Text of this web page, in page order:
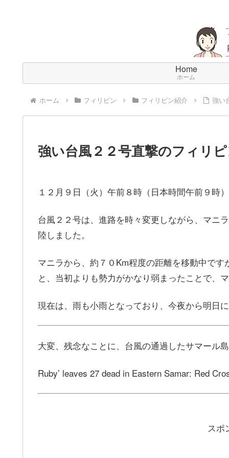
Home
ホーム
ホーム フィリピン フィリピン紹介 強い
強い台風２２号直撃のフィリ
１２月９日（火）午前８時（日本時間午前９時
台風２２号は、進路を時々変更しながら、マニ
陸しました。
マニラから、約７０Km程度の距離を移動中で
と、当初よりも勢力がかなり弱まったことで、
現在は、雨も小雨となっており、今夜から明日
大変、残念なことに、台風の通過したサマール
Ruby’ leaves 27 dead in Eastern Samar: Red
スポ